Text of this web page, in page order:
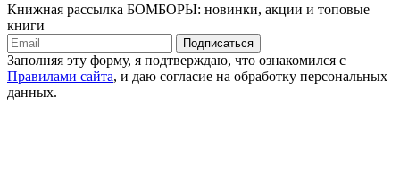
Книжная рассылка БОМБОРЫ: новинки, акции и топовые
книги
Подписаться
Заполняя эту форму, я подтверждаю, что ознакомился с
Правилами сайта, и даю согласие на обработку персональных
данных.